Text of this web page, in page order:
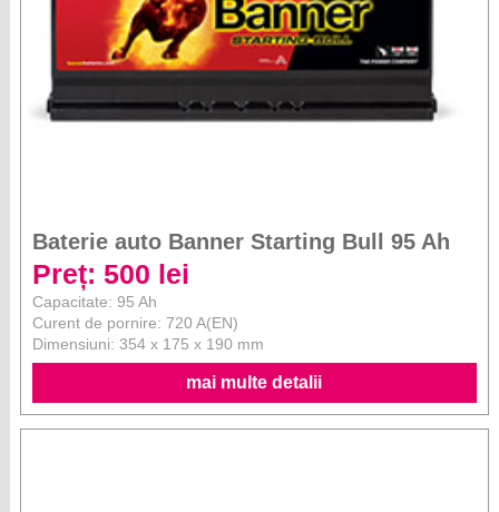
Baterie auto Banner Starting Bull 95 Ah
Preț: 500 lei
Capacitate: 95 Ah
Curent de pornire: 720 A(EN)
Dimensiuni: 354 x 175 x 190 mm
mai multe detalii